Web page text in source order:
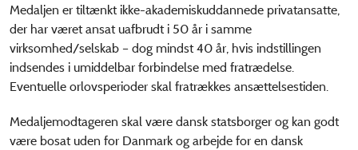
Medaljen er tiltænkt ikke-akademiskuddannede privatansatte,
der har været ansat uafbrudt i 50 år i samme
virksomhed/selskab – dog mindst 40 år, hvis indstillingen
indsendes i umiddelbar forbindelse med fratrædelse.
Eventuelle orlovsperioder skal fratrækkes ansættelsestiden.
Medaljemodtageren skal være dansk statsborger og kan godt
være bosat uden for Danmark og arbejde for en dansk